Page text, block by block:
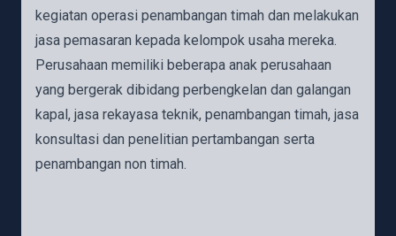
kegiatan operasi penambangan timah dan melakukan
jasa pemasaran kepada kelompok usaha mereka.
Perusahaan memiliki beberapa anak perusahaan
yang bergerak dibidang perbengkelan dan galangan
kapal, jasa rekayasa teknik, penambangan timah, jasa
konsultasi dan penelitian pertambangan serta
penambangan non timah.